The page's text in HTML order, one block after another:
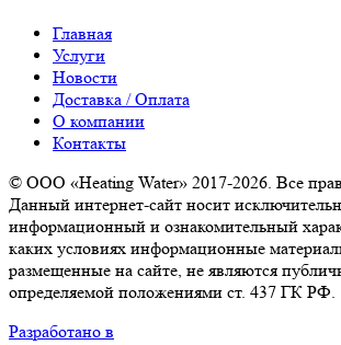
Главная
Услуги
Новости
Доставка / Оплата
О компании
Контакты
© ООО «Heating Water» 2017-2026. Все
Данный интернет-сайт носит
информационный и ознакомительный
каких условиях информационные
размещенные на сайте, не являются
определяемой положениями ст. 437 ГК РФ.
Разработано в